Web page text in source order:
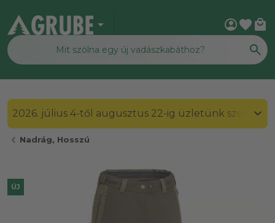
arrow_drop_down account_circlefavorite local_mall
2026. július 4-től augusztus 22-ig üzletünk
chevron_left Nadrág, Hosszú
ÚJ